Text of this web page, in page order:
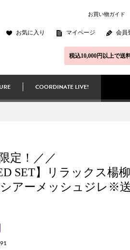
お買い物ガイド
お気に入り マイページ 会員
税込10,000円以上で送
COORDINATE LIVE!
定！／／
SET】リラックス楊
アーメッシュジレ※